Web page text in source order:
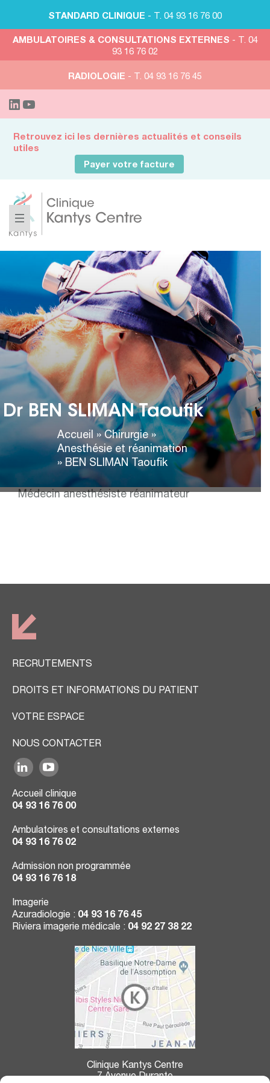
STANDARD CLINIQUE - T. 04 93 16 76 00
AMBULATOIRES & CONSULTATIONS EXTERNES - T. 04
93 16 76 02
RADIOLOGIE - T. 04 93 16 76 45
Retrouvez ici les dernières actualités et conseils
utiles
Payer votre facture
Dr BEN SLIMAN Taoufik
Accueil » Chirurgie»
Anesthésie et réanimation
» BEN SLIMAN Taoufik
Dr BEN SLIMAN Taoufik
ANESTHÉSIE ET RÉANIMATION
Cabinet de consultation :
Tél :04 93 88 85 00
Adresse :24 avenue Georges
Clémenceau
06000 Nice
Informations :
Médecin anesthésiste réanimateur
RECRUTEMENTS
DROITS ET INFORMATIONS DU PATIENT
VOTRE ESPACE
NOUS CONTACTER
Accueil clinique
04 93 16 76 00
Ambulatoires et consultations externes
04 93 16 76 02
Admission non programmée
04 93 16 76 18
Imagerie
Azuradiologie : 04 93 16 76 45
Riviera imagerie médicale : 04 92 27 38 22
Clinique Kantys Centre
7 Avenue Durante